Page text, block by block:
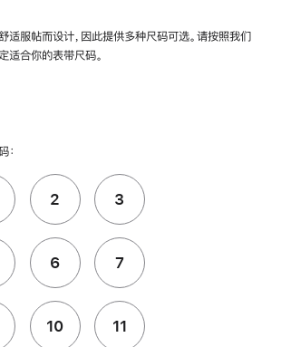
适服帖而设计，因此提供多种尺码可选。请按照我们
适合你的表带尺码。
：
2 3
6 7
10 11